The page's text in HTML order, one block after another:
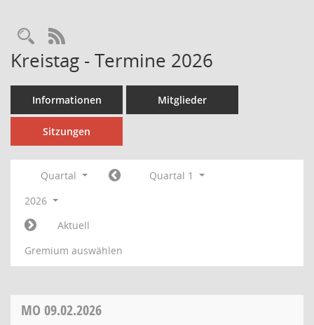
Rechercheauswahl
RSS-Feed
Kreistag - Termine 2026
Informationen Mitglieder
Sitzungen
Quartal
Quartal 1
2026
Aktuell
Gremium auswählen
MO 09.02.2026